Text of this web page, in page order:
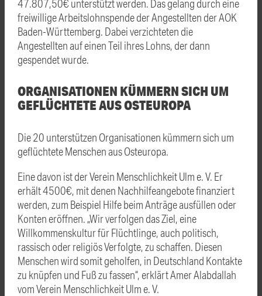
47.807,50€ unterstützt werden. Das gelang durch eine
freiwillige Arbeitslohnspende der Angestellten der AOK
Baden-Württemberg. Dabei verzichteten die
Angestellten auf einen Teil ihres Lohns, der dann
gespendet wurde.
ORGANISATIONEN KÜMMERN SICH UM
GEFLÜCHTETE AUS OSTEUROPA
Die 20 unterstützen Organisationen kümmern sich um
geflüchtete Menschen aus Osteuropa.
Eine davon ist der Verein Menschlichkeit Ulm e. V. Er
erhält 4500€, mit denen Nachhilfeangebote finanziert
werden, zum Beispiel Hilfe beim Anträge ausfüllen oder
Konten eröffnen. „Wir verfolgen das Ziel, eine
Willkommenskultur für Flüchtlinge, auch politisch,
rassisch oder religiös Verfolgte, zu schaffen. Diesen
Menschen wird somit geholfen, in Deutschland Kontakte
zu knüpfen und Fuß zu fassen“, erklärt Amer Alabdallah
vom Verein Menschlichkeit Ulm e. V.